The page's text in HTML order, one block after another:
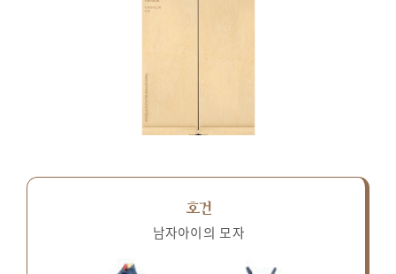
호건
남자아이의 모자